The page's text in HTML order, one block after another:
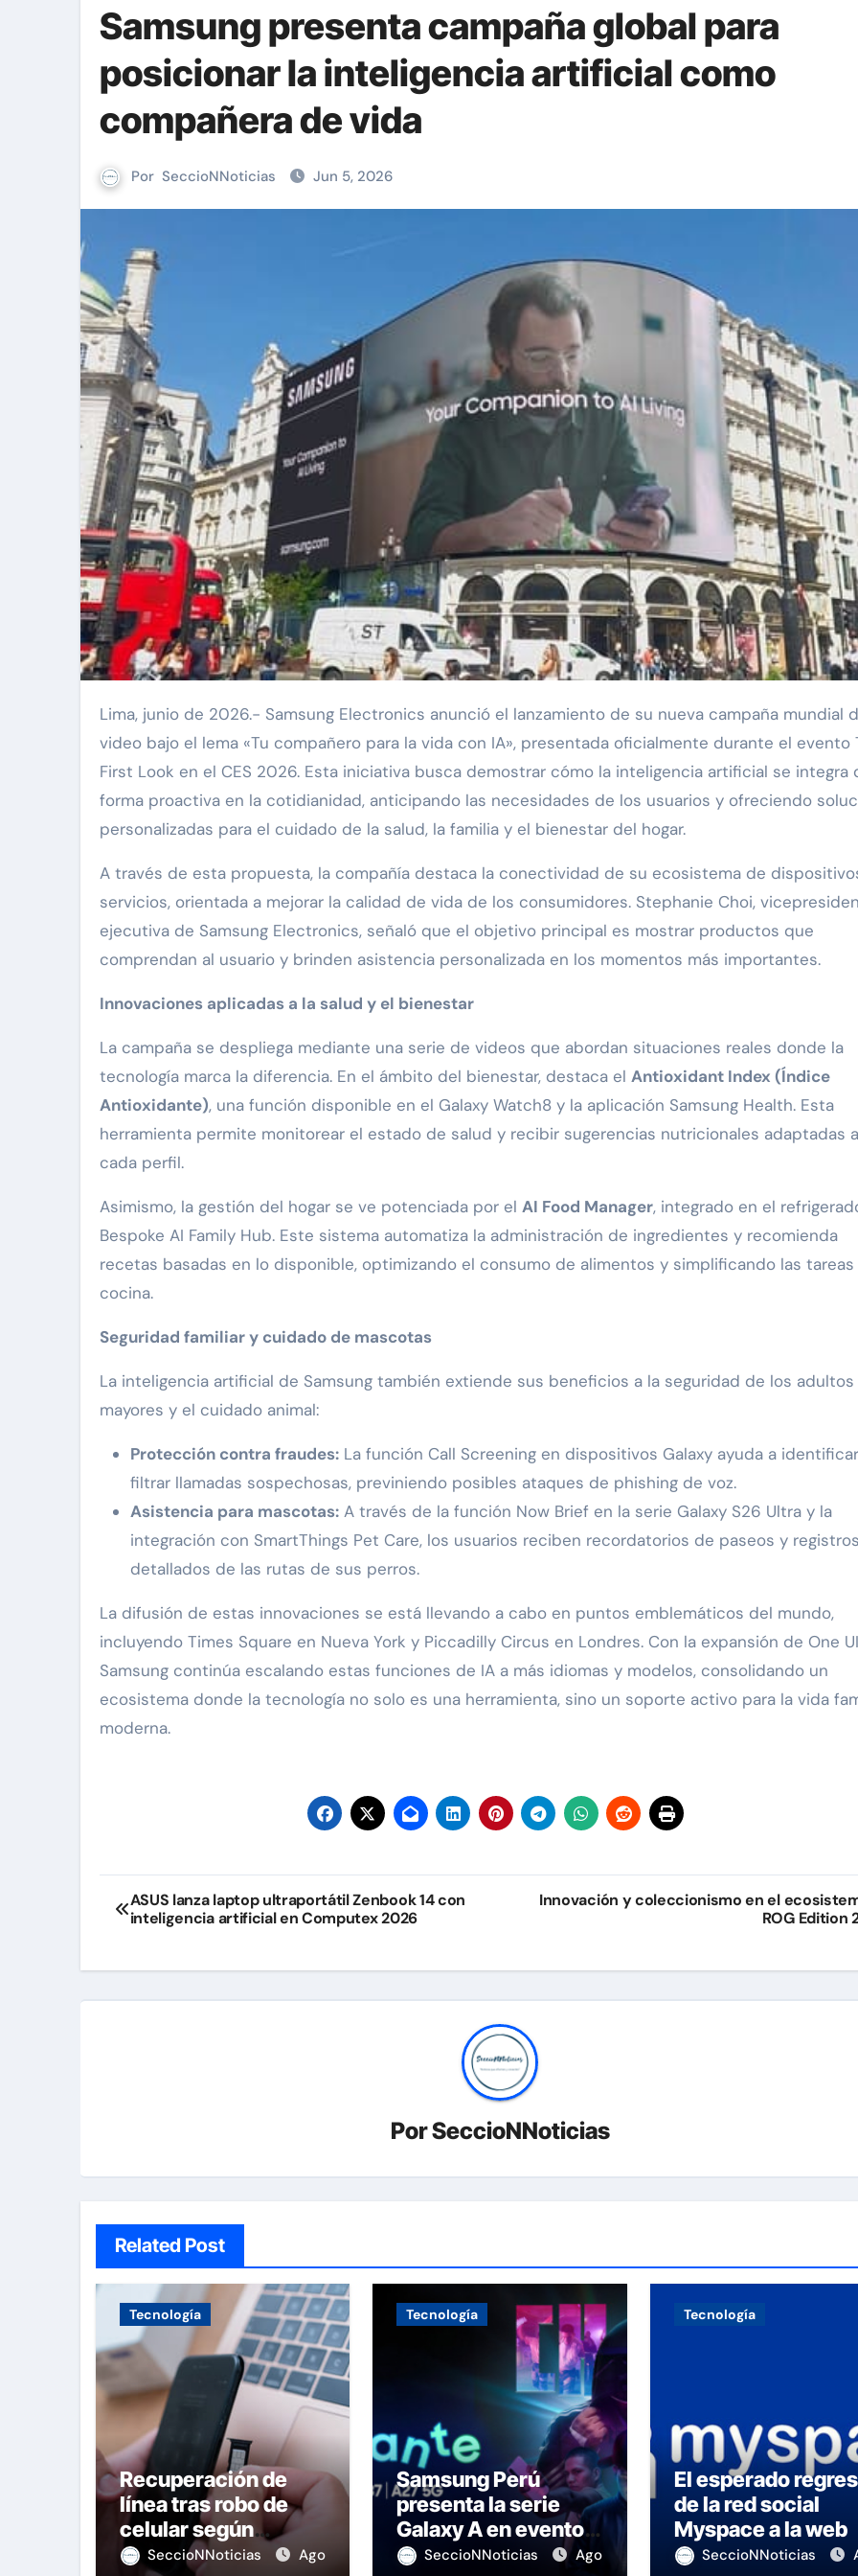
Samsung presenta campaña global para
posicionar la inteligencia artificial como
compañera de vida
Por SeccioNNoticias Jun 5, 2026
Lima, junio de 2026.- Samsung Electronics anunció el lanzamiento de su nueva campaña mundial de
video bajo el lema «Tu compañero para la vida con IA», presentada oficialmente durante el evento
First Look en el CES 2026. Esta iniciativa busca demostrar cómo la inteligencia artificial se integra
forma proactiva en la cotidianidad, anticipando las necesidades de los usuarios y ofreciendo
personalizadas para el cuidado de la salud, la familia y el bienestar del hogar.
A través de esta propuesta, la compañía destaca la conectividad de su ecosistema de
servicios, orientada a mejorar la calidad de vida de los consumidores. Stephanie Choi,
ejecutiva de Samsung Electronics, señaló que el objetivo principal es mostrar productos que
comprendan al usuario y brinden asistencia personalizada en los momentos más importantes.
Innovaciones aplicadas a la salud y el bienestar
La campaña se despliega mediante una serie de videos que abordan situaciones reales donde la
tecnología marca la diferencia. En el ámbito del bienestar, destaca el Antioxidant Index (Índice
Antioxidante), una función disponible en el Galaxy Watch8 y la aplicación Samsung Health. Esta
herramienta permite monitorear el estado de salud y recibir sugerencias nutricionales adaptadas a
cada perfil.
Asimismo, la gestión del hogar se ve potenciada por el AI Food Manager, integrado en el
Bespoke AI Family Hub. Este sistema automatiza la administración de ingredientes y recomienda
recetas basadas en lo disponible, optimizando el consumo de alimentos y simplificando las tareas
cocina.
Seguridad familiar y cuidado de mascotas
La inteligencia artificial de Samsung también extiende sus beneficios a la seguridad de los adultos
mayores y el cuidado animal:
Protección contra fraudes: La función Call Screening en dispositivos Galaxy ayuda a
filtrar llamadas sospechosas, previniendo posibles ataques de phishing de voz.
Asistencia para mascotas: A través de la función Now Brief en la serie Galaxy S26 Ultra y la
integración con SmartThings Pet Care, los usuarios reciben recordatorios de paseos y registros
detallados de las rutas de sus perros.
La difusión de estas innovaciones se está llevando a cabo en puntos emblemáticos del mundo,
incluyendo Times Square en Nueva York y Piccadilly Circus en Londres. Con la expansión de One
Samsung continúa escalando estas funciones de IA a más idiomas y modelos, consolidando un
ecosistema donde la tecnología no solo es una herramienta, sino un soporte activo para la vida
moderna.
Navegación
de
entradas
ASUS lanza laptop ultraportátil Zenbook 14 con
inteligencia artificial en Computex 2026
Innovación y coleccionismo en el
ROG Edition
PorSeccioNNoticias
Related Post
Tecnología
Recuperación de
línea tras robo de
celular según
OSIPTEL
SeccioNNoticias
Ago
Tecnología
Samsung Perú
presenta la serie
Galaxy A en evento
de K-Pop
SeccioNNoticias
Ago
Tecnología
El esperado
de la red social
Myspace a la web
SeccioNNoticias